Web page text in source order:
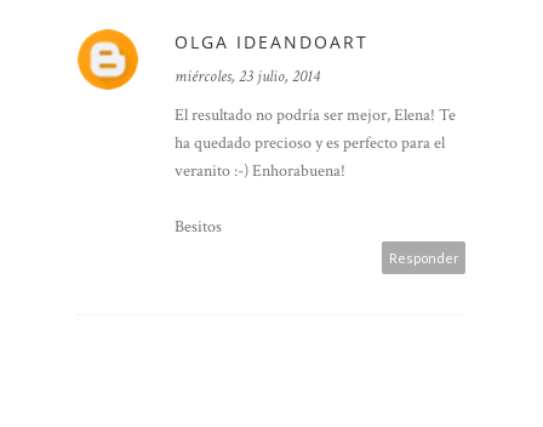
OLGA IDEANDOART
miércoles, 23 julio, 2014
El resultado no podría ser mejor, Elena! Te
ha quedado precioso y es perfecto para el
veranito :-) Enhorabuena!
Besitos
Responder